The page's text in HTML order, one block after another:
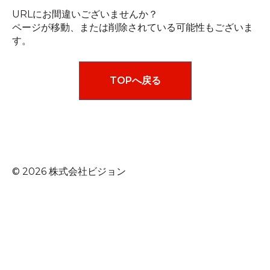
URLにお間違いございませんか？
ページが移動、または削除されている可能性もございま
す。
TOPへ戻る
© 2026 株式会社ビジョン